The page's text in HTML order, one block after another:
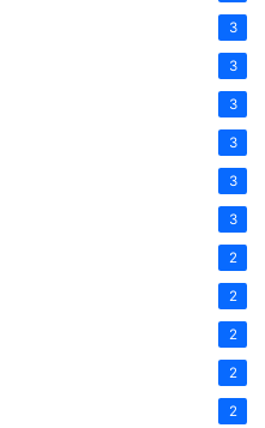
3
3
3
3
3
3
2
2
2
2
2